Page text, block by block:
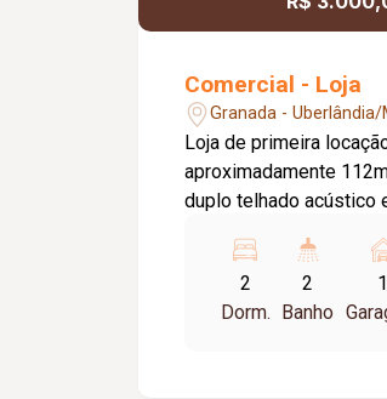
Comercial - Loja
Granada - Uberlândia/
Loja de primeira
aproximadamente
duplo telhado acústico
estacionamento
localização.
2
Dorm.
2
Banho
1